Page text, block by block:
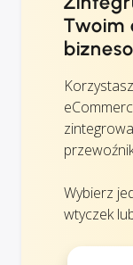
Twoim
Wybierz
wtyczek